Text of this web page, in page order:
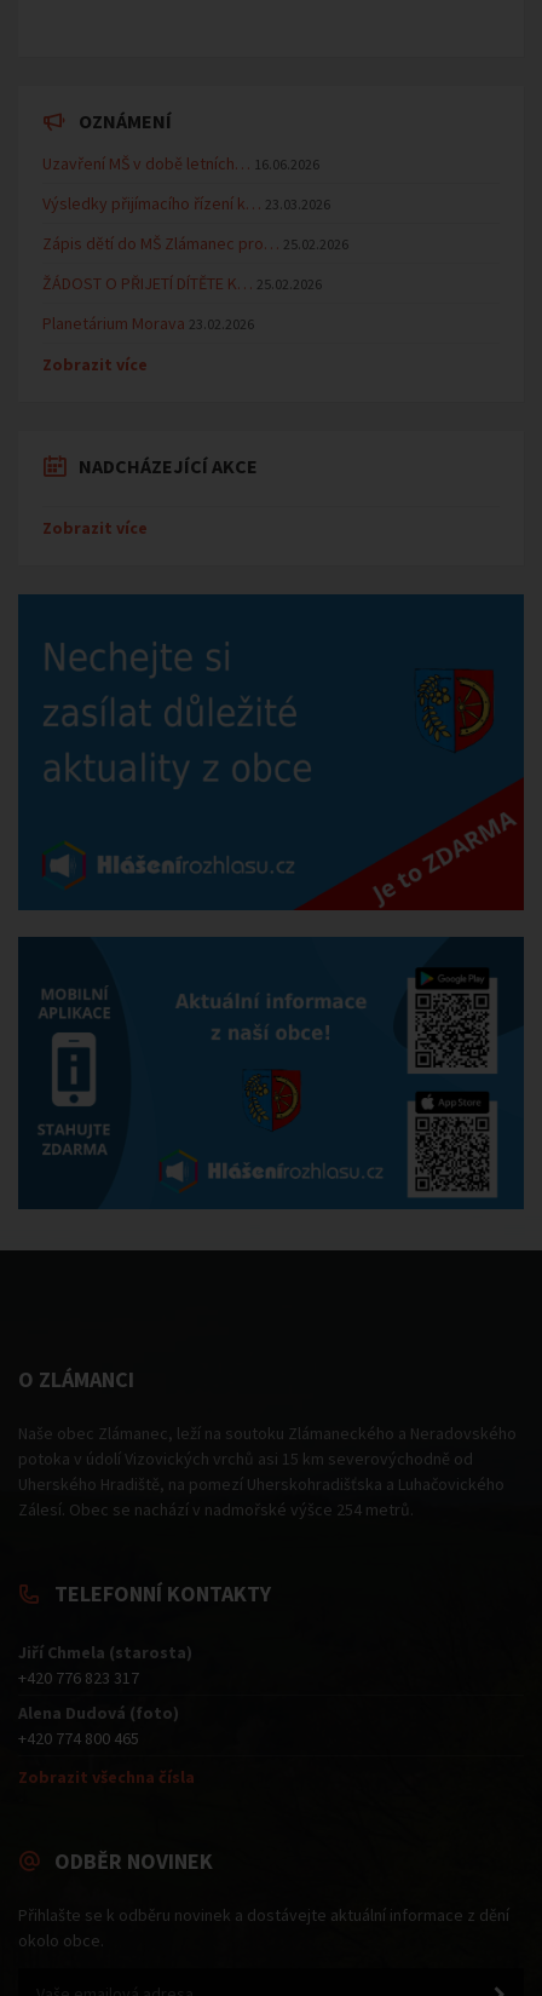
OZNÁMENÍ
Uzavření MŠ v době letních… 16.06.2026
Výsledky přijímacího řízení k… 23.03.2026
Zápis dětí do MŠ Zlámanec pro… 25.02.2026
ŽÁDOST O PŘIJETÍ DÍTĚTE K… 25.02.2026
Planetárium Morava 23.02.2026
Zobrazit více
NADCHÁZEJÍCÍ AKCE
Zobrazit více
O ZLÁMANCI
Naše obec Zlámanec, leží na soutoku Zlámaneckého a Neradovského
potoka v údolí Vizovických vrchů asi 15 km severovýchodně od
Uherského Hradiště, na pomezí Uherskohradišťska a Luhačovického
Zálesí. Obec se nachází v nadmořské výšce 254 metrů.
TELEFONNÍ KONTAKTY
Jiří Chmela (starosta)
+420 776 823 317
Alena Dudová (foto)
+420 774 800 465
Zobrazit všechna čísla
ODBĚR NOVINEK
Přihlašte se k odběru novinek a dostávejte aktuální informace z dění
okolo obce.